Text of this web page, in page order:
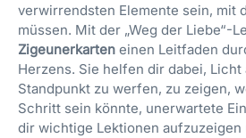
verwirrendsten Elemente sein, mit
müssen. Mit der „Weg der Liebe“-
Zigeunerkarten einen Leitfaden
Herzens. Sie helfen dir dabei,
Standpunkt zu werfen, zu zeigen,
Schritt sein könnte, unerwartete
dir wichtige Lektionen aufzuzeigen